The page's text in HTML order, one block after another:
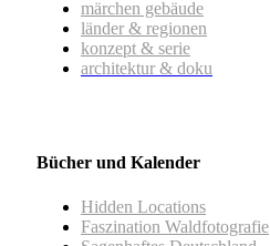
märchen gebäude
länder & regionen
konzept & serie
architektur & doku
Bücher und Kalender
Hidden Locations
Faszination Waldfotografie